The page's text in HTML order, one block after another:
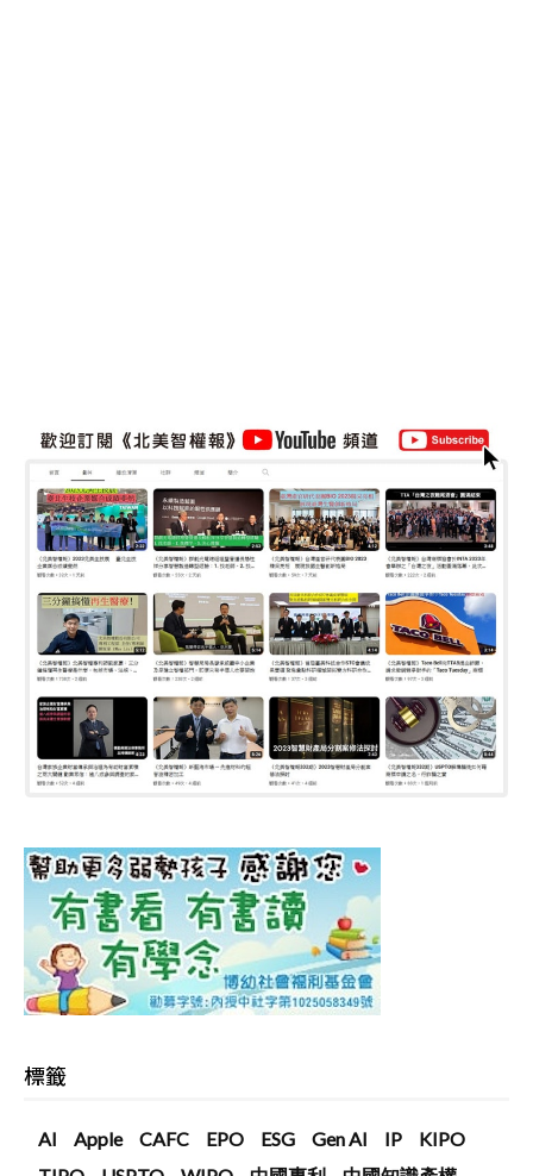
標籤
AI Apple CAFC EPO ESG Gen AI IP
KIPO